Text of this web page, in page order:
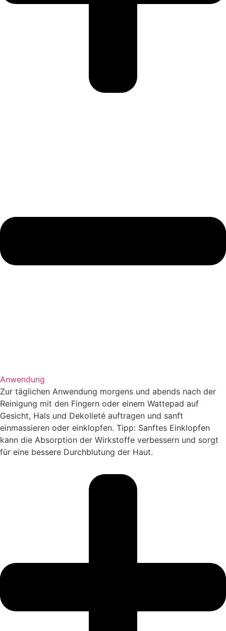
Anwendung
Zur täglichen Anwendung morgens und abends nach der
Reinigung mit den Fingern oder einem Wattepad auf
Gesicht, Hals und Dekolleté auftragen und sanft
einmassieren oder einklopfen. Tipp: Sanftes Einklopfen
kann die Absorption der Wirkstoffe verbessern und sorgt
für eine bessere Durchblutung der Haut.